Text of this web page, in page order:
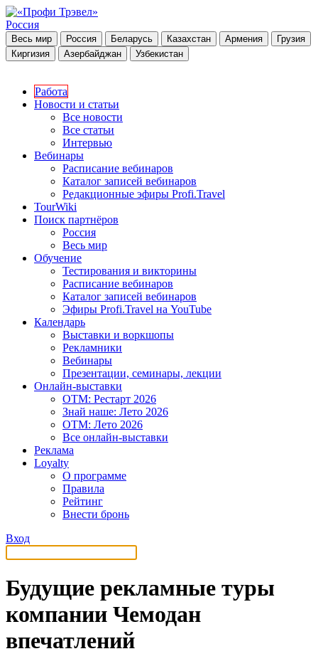
Россия
Весь мир Россия Беларусь Казахстан Армения
Грузия
Киргизия
Азербайджан Узбекистан
Работа
Новости и статьи
Все новости
Все статьи
Интервью
Вебинары
Расписание вебинаров
Каталог записей вебинаров
Редакционные эфиры Profi.Travel
TourWiki
Поиск партнёров
Россия
Весь мир
Обучение
Тестирования и викторины
Расписание вебинаров
Каталог записей вебинаров
Эфиры Profi.Travel на YouTube
Календарь
Выставки и воркшопы
Рекламники
Вебинары
Презентации, семинары, лекции
Онлайн-выставки
OTM: Рестарт 2026
Знай наше: Лето 2026
OTM: Лето 2026
Все онлайн-выставки
Реклама
Loyalty
О программе
Правила
Рейтинг
Внести бронь
Вход
Будущие рекламные туры
компании Чемодан
впечатлений